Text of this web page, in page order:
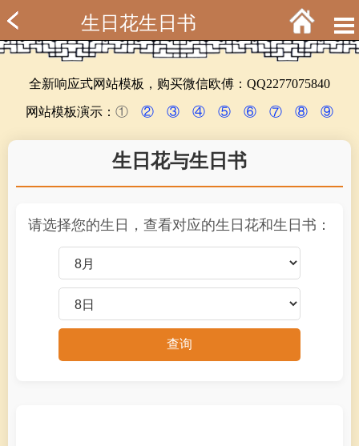
生日花生日书
全新响应式网站模板，购买微信欧傅：QQ2277075840
网站模板演示： ① ② ③ ④ ⑤ ⑥ ⑦ ⑧ ⑨
生日花与生日书
请选择您的生日，查看对应的生日花和生日书：
查询